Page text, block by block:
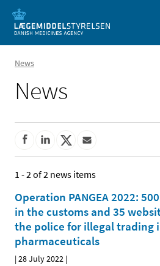
News
News
1 - 2 of 2 news items
Operation PANGEA 2022:
in the customs and 35
the police for illegal trading
pharmaceuticals
|28 July 2022 |